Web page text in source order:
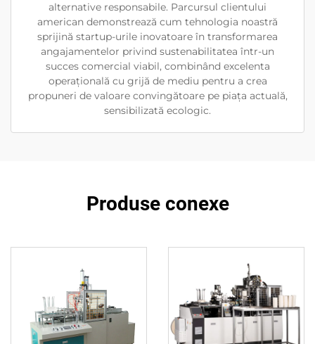
alternative responsabile. Parcursul clientului
american demonstrează cum tehnologia noastră
sprijină startup-urile inovatoare în transformarea
angajamentelor privind sustenabilitatea într-un
succes comercial viabil, combinând excelenta
operațională cu grijă de mediu pentru a crea
propuneri de valoare convingătoare pe piața actuală,
sensibilizată ecologic.
Produse conexe